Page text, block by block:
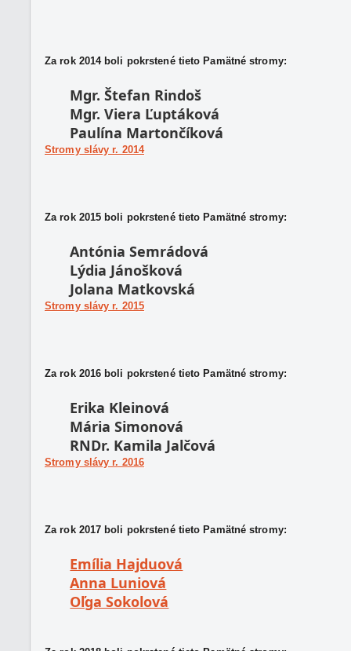
Za rok 2014 boli pokrstené tieto Pamätné stromy:
Mgr. Štefan Rindoš
Mgr. Viera Ľuptáková
Paulína Martončíková
Stromy slávy r. 2014
Za rok 2015 boli pokrstené tieto Pamätné stromy:
Antónia Semrádová
Lýdia Jánošková
Jolana Matkovská
Stromy slávy r. 2015
Za rok 2016 boli pokrstené tieto Pamätné stromy:
Erika Kleinová
Mária Simonová
RNDr. Kamila Jalčová
Stromy slávy r. 2016
Za rok 2017 boli pokrstené tieto Pamätné stromy:
Emília Hajduová
Anna Luniová
Oľga Sokolová